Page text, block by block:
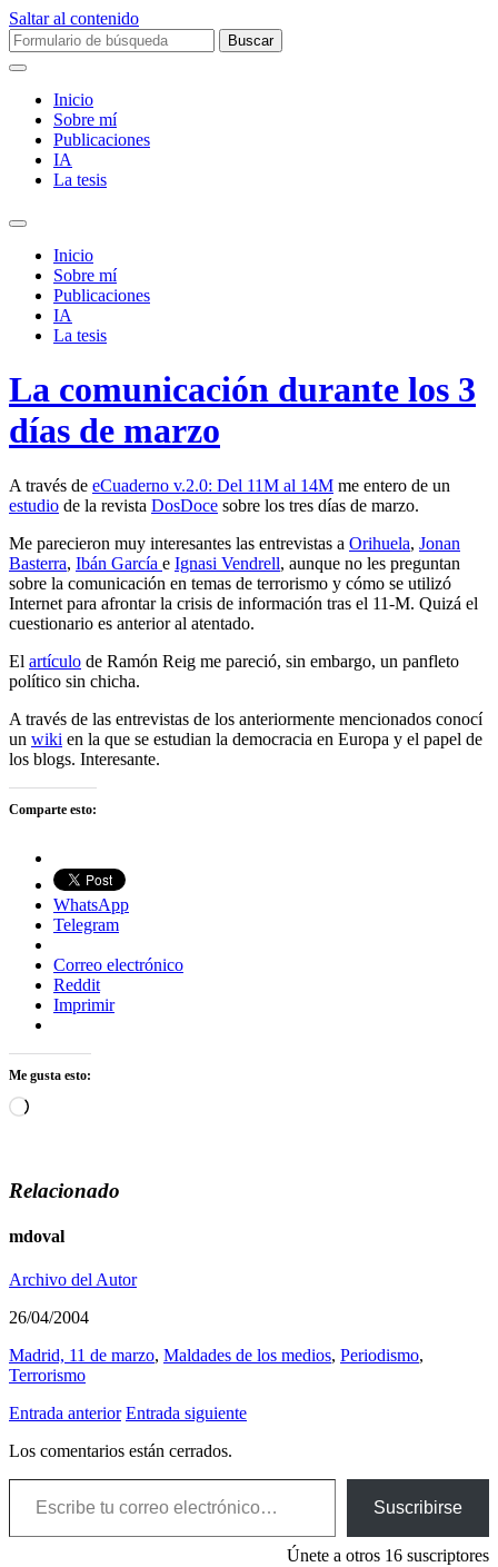
Saltar al contenido
Buscar:
Inicio
Sobre mí­
Publicaciones
IA
La tesis
Alternar
campo
búsqueda
Inicio
Sobre mí­
Publicaciones
IA
La tesis
La comunicación durante los 3
días de marzo
A través de eCuaderno v.2.0: Del 11M al 14M me entero de un
estudio de la revista DosDoce sobre los tres días de marzo.
Me parecieron muy interesantes las entrevistas a Orihuela, Jonan
Basterra, Ibán García e Ignasi Vendrell, aunque no les preguntan
sobre la comunicación en temas de terrorismo y cómo se utilizó
Internet para afrontar la crisis de información tras el 11-M. Quizá el
cuestionario es anterior al atentado.
El artículo de Ramón Reig me pareció, sin embargo, un panfleto
político sin chicha.
A través de las entrevistas de los anteriormente mencionados conocí
un wiki en la que se estudian la democracia en Europa y el papel de
los blogs. Interesante.
Comparte esto:
WhatsApp
Telegram
Correo electrónico
Reddit
Imprimir
Me gusta esto:
Cargando...
Relacionado
mdoval
Archivo del Autor
26/04/2004
Madrid, 11 de marzo, Maldades de los medios, Periodismo,
Terrorismo
Entrada anterior Entrada siguiente
Los comentarios están cerrados.
Escribe tu correo electrónico…
Suscribirse
Únete a otros 16 suscriptores